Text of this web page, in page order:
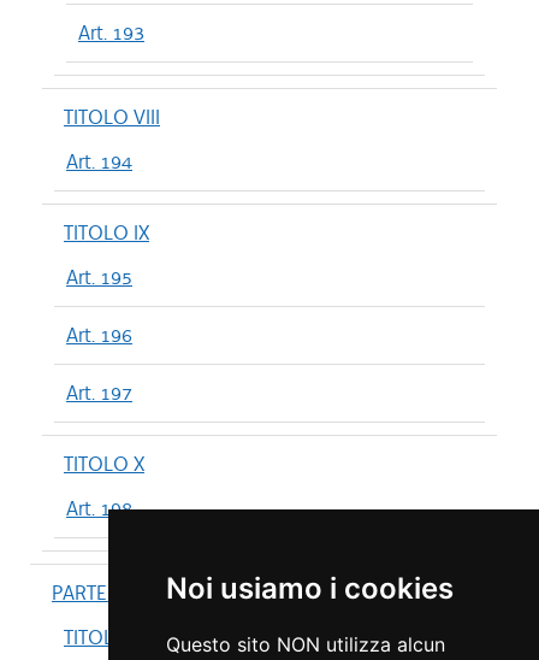
Noi usiamo i cookies
Questo sito NON utilizza alcun
Art. 193
TITOLO VIII
Art. 194
TITOLO IX
Art. 195
Art. 196
Art. 197
TITOLO X
Art. 198
PARTE IV
TITOLO I